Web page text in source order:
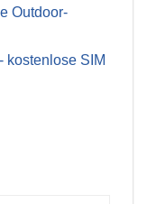
Outdoor-
kostenlose SIM